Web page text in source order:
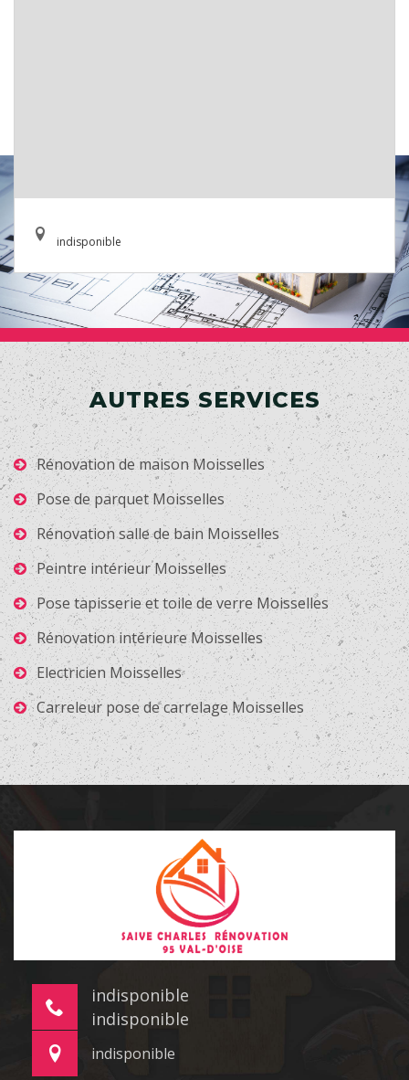
indisponible
AUTRES SERVICES
Rénovation de maison Moisselles
Pose de parquet Moisselles
Rénovation salle de bain Moisselles
Peintre intérieur Moisselles
Pose tapisserie et toile de verre Moisselles
Rénovation intérieure Moisselles
Electricien Moisselles
Carreleur pose de carrelage Moisselles
indisponible
indisponible
indisponible